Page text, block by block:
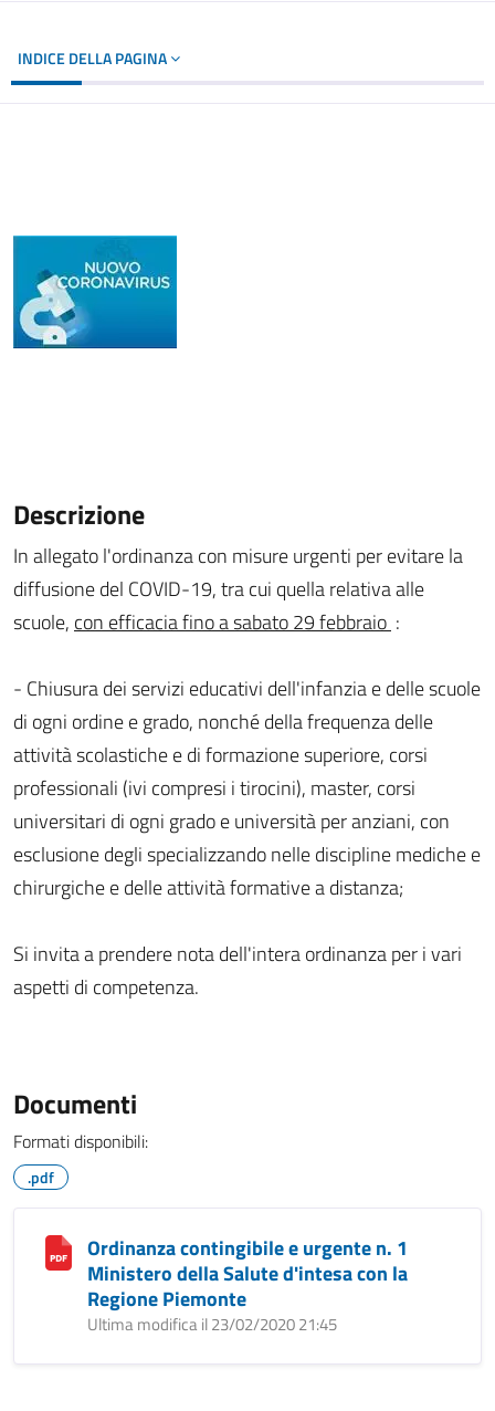
INDICE DELLA PAGINA
Descrizione
In allegato l'ordinanza con misure urgenti per evitare la
diffusione del COVID-19, tra cui quella relativa alle
scuole, con efficacia fino a sabato 29 febbraio :
- Chiusura dei servizi educativi dell'infanzia e delle scuole
di ogni ordine e grado, nonché della frequenza delle
attività scolastiche e di formazione superiore, corsi
professionali (ivi compresi i tirocini), master, corsi
universitari di ogni grado e università per anziani, con
esclusione degli specializzando nelle discipline mediche e
chirurgiche e delle attività formative a distanza;
Si invita a prendere nota dell'intera ordinanza per i vari
aspetti di competenza.
Documenti
Formati disponibili:
.pdf
Ordinanza contingibile e urgente n. 1
Ministero della Salute d'intesa con la
Regione Piemonte
Ultima modifica il 23/02/2020 21:45